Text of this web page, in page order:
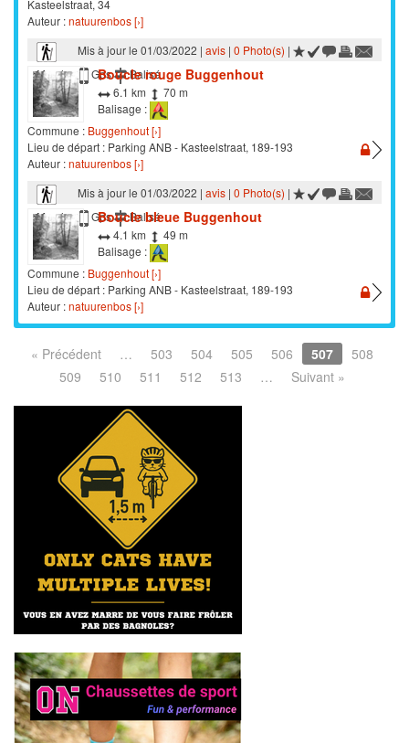
Kasteelstraat, 34
Auteur :natuurenbos [›]
Mis à jour le 01/03/2022 | avis| 0 Photo(s) |
Marche
Gps Balisé
Boucle rouge Buggenhout
6.1 km
70 m
Balisage :
Commune : Buggenhout [›]
Lieu de départ : Parking ANB - Kasteelstraat, 189-193
Auteur :natuurenbos [›]
Mis à jour le 01/03/2022 | avis| 0 Photo(s) |
Marche
Gps Balisé
Boucle bleue Buggenhout
4.1 km
49 m
Balisage :
Commune : Buggenhout [›]
Lieu de départ : Parking ANB - Kasteelstraat, 189-193
Auteur :natuurenbos [›]
« Précédent … 503 504 505 506 507
508
509
510 511 512 513 … Suivant »